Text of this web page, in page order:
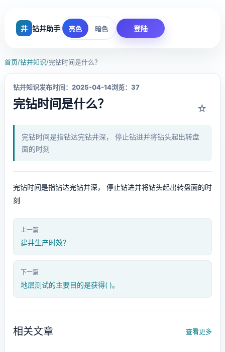
井 钻井助手 亮色 暗色 登陆
首页/钻井知识/完钻时间是什么？
钻井知识发布时间：2025-04-14浏览：37
完钻时间是什么？ ☆
完钻时间是指钻达完钻井深， 停止钻进并将钻头起出转盘
面的时刻
完钻时间是指钻达完钻井深， 停止钻进并将钻头起出转盘面的时
刻
上一篇
建井生产时效？
下一篇
地层测试的主要目的是获得( )。
相关文章 查看更多